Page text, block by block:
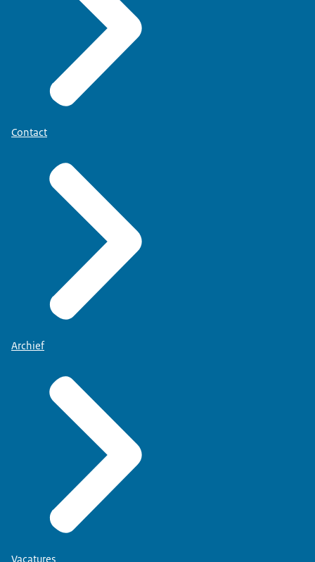
Contact
Archief
Vacatures